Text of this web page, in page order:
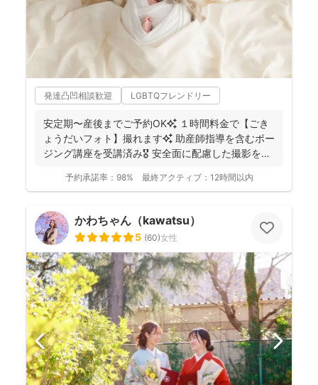
発達凸凹相談歓迎 LGBTQフレンドリー
安定期〜産後までご予約OK✨ １時間料金で【ごき
ょうだいフォト】撮れます✨ 助産師指導を含むポー
ジング講座を受講済み🎖️ 安全面に配慮した撮影を行
予約承諾率： 98% 最終アクティブ： 12時間以内
かわちゃん（kawatsu）
5 (60)女性